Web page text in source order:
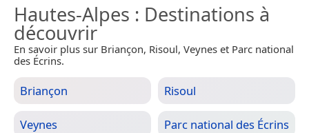
Hautes-Alpes : Destinations à
découvrir
En savoir plus sur Briançon, Risoul, Veynes et Parc national
des Écrins.
Briançon Risoul
Veynes Parc national des Écrins